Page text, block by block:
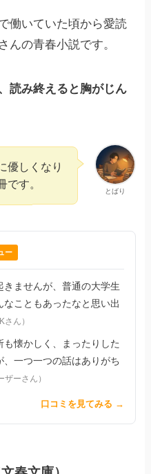
働いていた頃から愛読
んの青春小説です。
読み終えると胸がじん
とばり
優しくなり
です。
ー
きませんが、普通の大学生
こともあったなと思い出
さん）
も懐かしく、まったりした
一つ一つの話はありがち
ザーさん）
口コミを見てみる →